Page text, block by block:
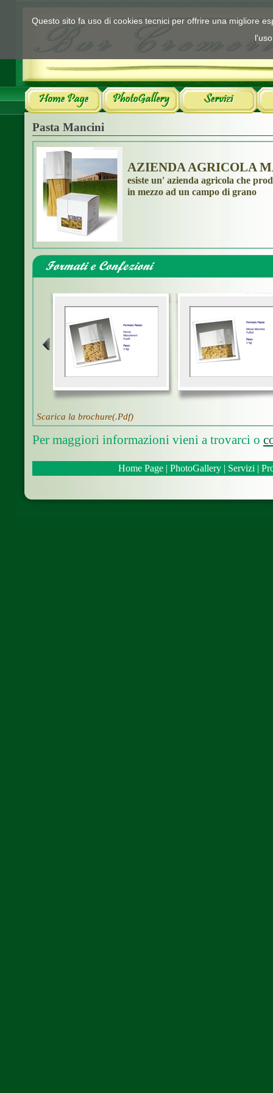
Pasta Mancini
AZIENDA AGRICOLA
esiste un' azienda agricola che
in mezzo ad un campo di grano
Scarica la brochure(.Pdf)
Per maggiori informazioni vieni a trovarci o
Home Page| PhotoGallery| Servizi |
Questo sito fa uso di cookies tecnici per offrire una migliore